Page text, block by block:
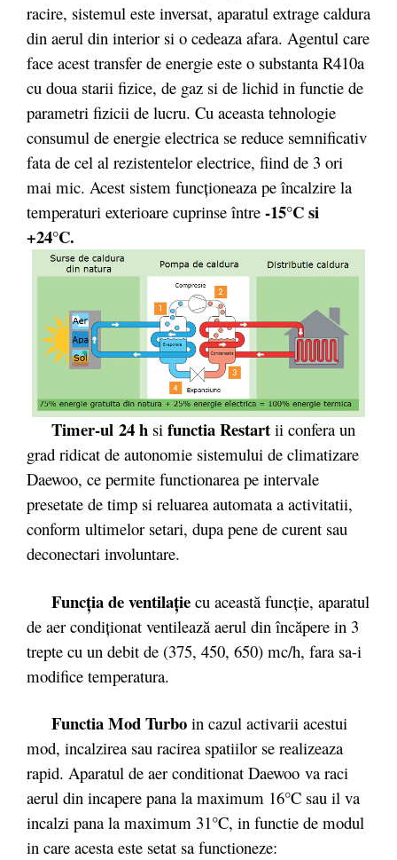
racire, sistemul este inversat, aparatul extrage caldura
din aerul din interior si o cedeaza afara. Agentul care
face acest transfer de energie este o substanta R410a
cu doua starii fizice, de gaz si de lichid in functie de
parametri fizicii de lucru. Cu aceasta tehnologie
consumul de energie electrica se reduce semnificativ
fata de cel al rezistentelor electrice, fiind de 3 ori
mai mic. Acest sistem funcționeaza pe încalzire la
temperaturi exterioare cuprinse între -15°C si
+24°C.
Timer-ul 24 h si functia Restart ii confera un
grad ridicat de autonomie sistemului de climatizare
Daewoo, ce permite functionarea pe intervale
presetate de timp si reluarea automata a activitatii,
conform ultimelor setari, dupa pene de curent sau
deconectari involuntare.
Funcţia de ventilaţie cu această funcţie, aparatul
de aer condiţionat ventilează aerul din încăpere in 3
trepte cu un debit de (375, 450, 650) mc/h, fara sa-i
modifice temperatura.
Functia Mod Turbo in cazul activarii acestui
mod, incalzirea sau racirea spatiilor se realizeaza
rapid. Aparatul de aer conditionat Daewoo va raci
aerul din incapere pana la maximum 16°C sau il va
incalzi pana la maximum 31°C, in functie de modul
in care acesta este setat sa functioneze: